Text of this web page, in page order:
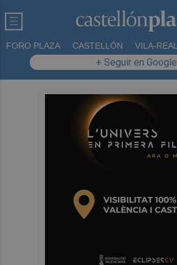
FORO PLAZA CASTELLÓN VILA-REAL
+ Seguir en Google